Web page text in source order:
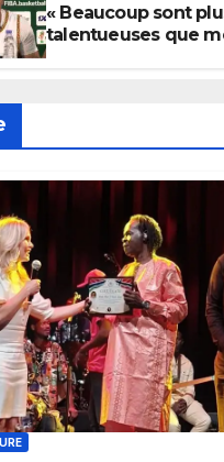
« Beaucoup sont
talentueuses que